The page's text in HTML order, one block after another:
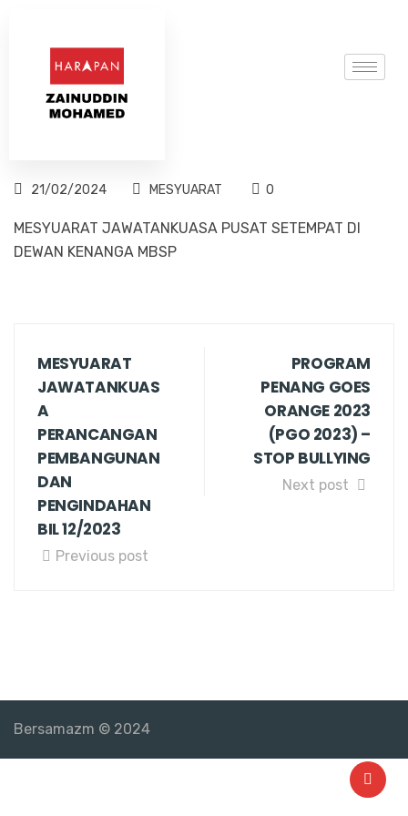
21/02/2024 MESYUARAT 0
MESYUARAT JAWATANKUASA PUSAT SETEMPAT DI
DEWAN KENANGA MBSP
MESYUARAT
JAWATANKUAS
A
PERANCANGAN
PEMBANGUNAN
DAN
PENGINDAHAN
BIL 12/2023
Previous post
PROGRAM
PENANG GOES
ORANGE 2023
(PGO 2023) –
STOP BULLYING
Next post
Bersamazm © 2024